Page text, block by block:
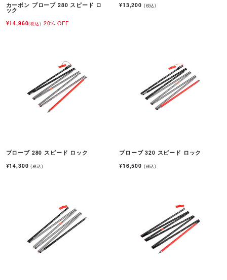
カーボン プローブ 280 スピード ロ
ック
¥14,960(税込) 20% OFF
¥13,200 (税込)
プローブ 280 スピード ロック
¥14,300(税込)
プローブ 320 スピード ロック
¥16,500 (税込)